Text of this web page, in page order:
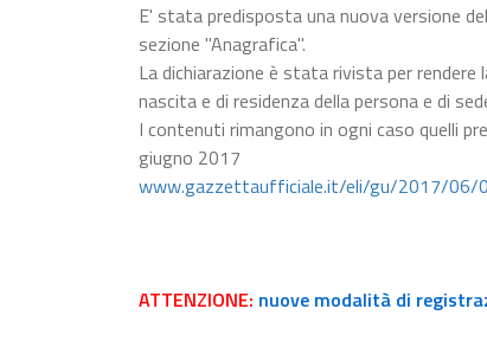
E' stata predisposta una nuova versione
sezione "Anagrafica".
La dichiarazione è stata rivista per rendere
nascita e di residenza della persona e di
I contenuti rimangono in ogni caso quelli
giugno 2017
www.gazzettaufficiale.it/eli/gu/2017/
ATTENZIONE: nuove modalità di